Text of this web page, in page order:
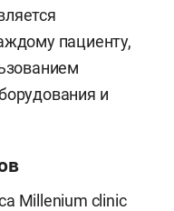
пациенту,
и
Millenium clinic